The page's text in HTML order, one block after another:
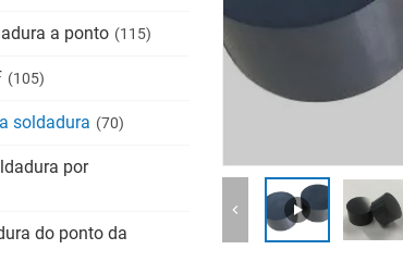
a ponto (115)
(105)
soldadura (70)
por
do ponto da